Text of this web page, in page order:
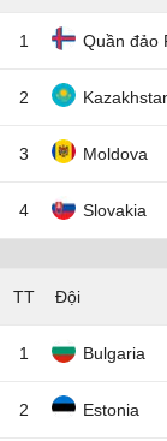
1 Quần đảo
2
3 Moldova
4 Slovakia
TT Đội
1 Bulgaria
2 Estonia